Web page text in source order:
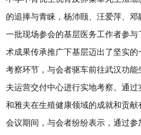
的追捧与青睐，杨沛颐、汪爱萍、
一批现场参会的基层医务工作者参
术成果传承推广下基层迈出了坚实
考察环节，与会者驱车前往武汉功
夫运营交付中心进行实地考察。通
和雅夫在生殖健康领域的成就和贡献
会议期间，与会者纷纷表示，通过